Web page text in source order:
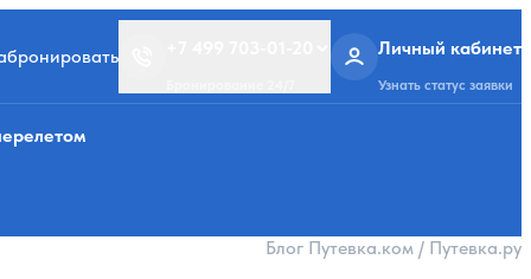
Личный кабинет
Узнать статус заявки
Блог Путевка.ком / Путевка.ру